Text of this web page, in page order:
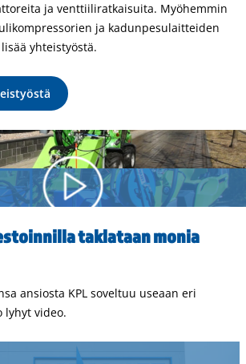
ja venttiiliratkaisuita. Myöhemmin
ja kadunpesulaitteiden
yhteistyöstä.
taklataan monia
ansiosta KPL soveltuu useaan eri
lyhyt video.